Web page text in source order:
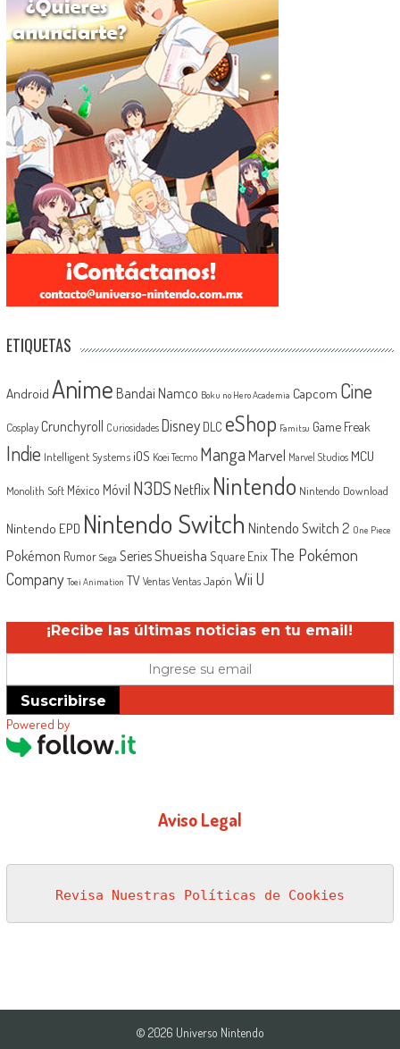
ETIQUETAS
Android Anime Bandai Namco Boku no Hero Academia Capcom Cine
Cosplay Crunchyroll Curiosidades Disney DLC eShop Famitsu Game Freak
Indie Intelligent Systems iOS Koei Tecmo MangaMarvel Marvel Studios MCU
Monolith Soft México Móvil N3DSNetflix Nintendo Nintendo Download
Nintendo EPD Nintendo Switch Nintendo Switch 2 One Piece
Pokémon Rumor Sega SeriesShueisha Square EnixThe Pokémon
Company Toei Animation TV Ventas Ventas Japón Wii U
¡Recibe las últimas noticias en tu email!
Suscribirse
Powered by
Aviso Legal
Revisa Nuestras Políticas de Cookies
© 2026 Universo Nintendo